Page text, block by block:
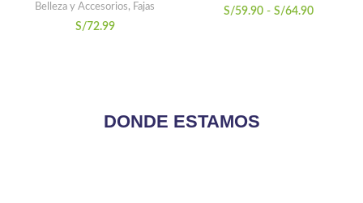
Belleza y Accesorios, Fajas
S/72.99
S/59.90 - S/64.90Rango
DONDE ESTAMOS